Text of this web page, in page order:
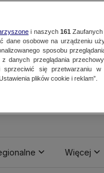
Więcej
i naszych 161
dane osobowe na urządzeniu
sposobu
danych przeglądania
sprzeciwić się przetwarzaniu
plików cookie i reklam”.